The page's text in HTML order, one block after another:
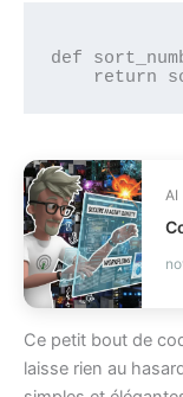
def
AI
Ce petit bout de
laisse rien au